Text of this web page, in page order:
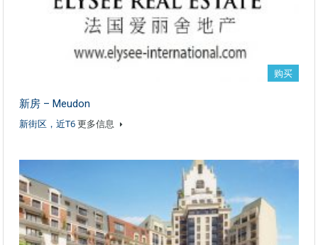
购买
新房 – Meudon
新街区，近T6更多信息